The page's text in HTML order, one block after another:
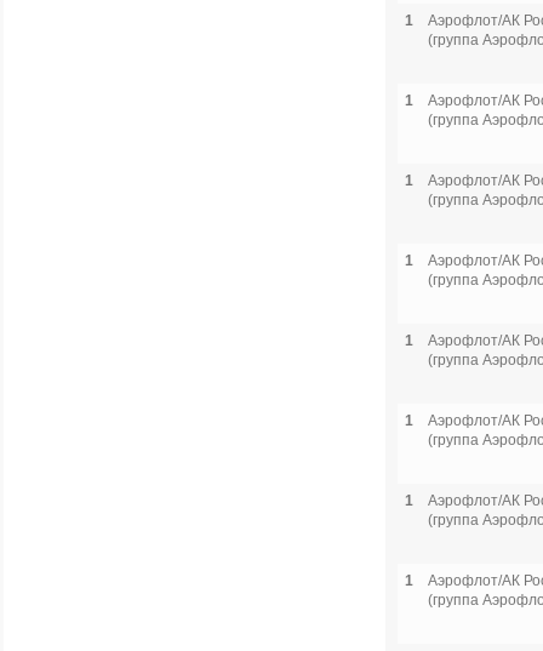
1
Аэрофлот/АК
(группа
1
Аэрофлот/АК
(группа
1
Аэрофлот/АК
(группа
1
Аэрофлот/АК
(группа
1
Аэрофлот/АК
(группа
1
Аэрофлот/АК
(группа
1
Аэрофлот/АК
(группа
1
Аэрофлот/АК
(группа